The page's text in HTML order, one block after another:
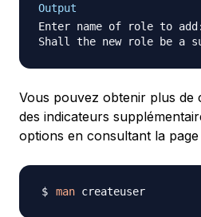
Output
Enter name of role to
Shall the new role be a
Vous pouvez obtenir plus de
des indicateurs
options en consultant la page
man